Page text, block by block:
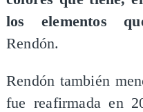
los elementos
Rendón.
Rendón también
fue reafirmada en